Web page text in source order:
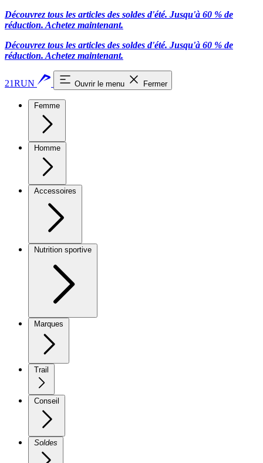
Découvrez tous les articles des soldes d'été. Jusqu'à 60 % de
réduction. Achetez maintenant.
Découvrez tous les articles des soldes d'été. Jusqu'à 60 % de
réduction. Achetez maintenant.
21RUN Ouvrir le menu Fermer
Femme
Homme
Accessoires
Nutrition sportive
Marques
Trail
Conseil
Soldes